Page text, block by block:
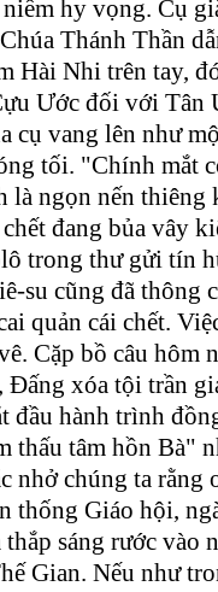
hy vọng. Cụ
Thánh Thần
Hài Nhi trên tay,
Ước đối với
cụ vang lên như
tối. "Chính mắt
là ngọn nến thiêng
đang bủa vây
trong thư gửi tín
su cũng đã thông
quản cái chết.
Cặp bồ câu hôm
Đấng xóa tội trần
đầu hành trình
thấu tâm hồn Bà"
nhở chúng ta
thống Giáo hội,
thắp sáng rước
Gian. Nếu như